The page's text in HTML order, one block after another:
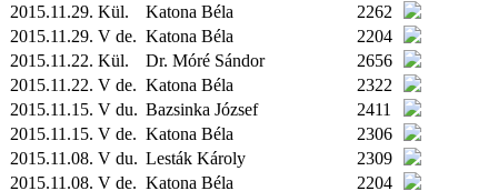
2015.11.29. Kül. Katona Béla
2262
2015.11.29. V de. Katona Béla
2204
2015.11.22. Kül. Dr. Móré Sándor
2656
2015.11.22. V de. Katona Béla
2322
2015.11.15. V du. Bazsinka József
2411
2015.11.15. V de. Katona Béla
2306
2015.11.08. V du. Lesták Károly
2309
2015.11.08. V de. Katona Béla
2204